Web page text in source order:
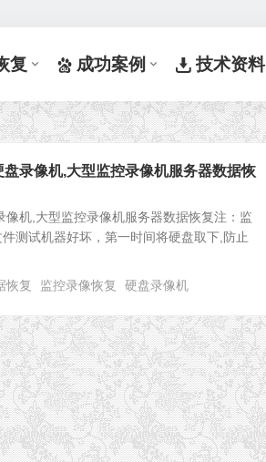
复 成功案例 技术资料
录像机,大型监控录像机服务器数据恢
机,大型监控录像机服务器数据恢复注：监
测试机器好坏，第一时间将硬盘取下,防止
恢复 监控录像恢复 硬盘录像机